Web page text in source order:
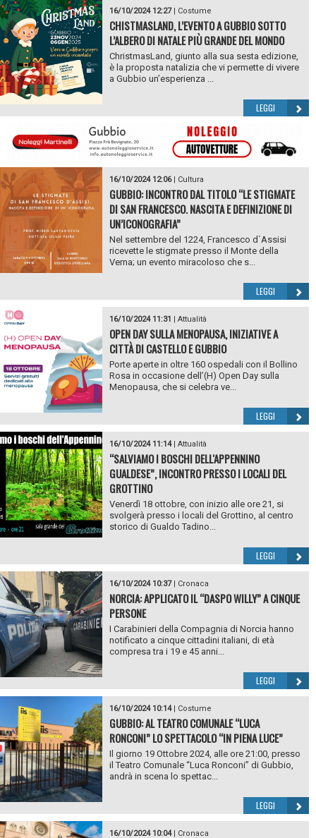
16/10/2024 12:27| Costume
CHISTMASLAND, L’EVENTO A GUBBIO SOTTO
L’ALBERO DI NATALE PIÙ GRANDE DEL MONDO
ChristmasLand, giunto alla sua sesta edizione,
è la proposta natalizia che vi permette di vivere
a Gubbio un’esperienza ...
LEGGI
16/10/2024 12:06| Cultura
GUBBIO: INCONTRO DAL TITOLO “LE STIGMATE
DI SAN FRANCESCO. NASCITA E DEFINIZIONE DI
UN’ICONOGRAFIA”
Nel settembre del 1224, Francesco d`Assisi
ricevette le stigmate presso il Monte della
Verna; un evento miracoloso che s...
LEGGI
16/10/2024 11:31 Attualità
OPEN DAY SULLA MENOPAUSA, INIZIATIVE A
CITTÀ DI CASTELLO E GUBBIO
Porte aperte in oltre 160 ospedali con il Bollino
Rosa in occasione dell’(H) Open Day sulla
Menopausa, che si celebra ve...
LEGGI
16/10/2024 11:14| Attualità
“SALVIAMO I BOSCHI DELL'APPENNINO
GUALDESE”, INCONTRO PRESSO I LOCALI DEL
GROTTINO
Venerdì 18 ottobre, con inizio alle ore 21, si
svolgerà presso i locali del Grottino, al centro
storico di Gualdo Tadino...
LEGGI
16/10/2024 10:37| Cronaca
NORCIA: APPLICATO IL “DASPO WILLY” A CINQUE
PERSONE
I Carabinieri della Compagnia di Norcia hanno
notificato a cinque cittadini italiani, di età
compresa tra i 19 e 45 anni...
LEGGI
16/10/2024 10:14| Costume
GUBBIO: AL TEATRO COMUNALE “LUCA
RONCONI” LO SPETTACOLO “IN PIENA LUCE”
Il giorno 19 Ottobre 2024, alle ore 21:00, presso
il Teatro Comunale “Luca Ronconi” di Gubbio,
andrà in scena lo spettac...
LEGGI
16/10/2024 10:04| Cronaca